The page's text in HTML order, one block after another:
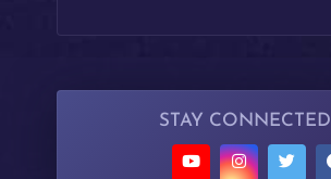
STAY CONNECTED